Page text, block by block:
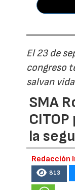
El 23 de
congreso
salvan
SMA
la
Redacción
813